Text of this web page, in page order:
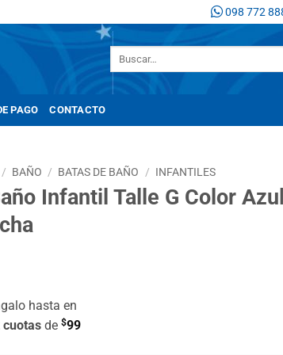
098 772
PAGO CONTACTO
/ BAÑO / BATAS DE BAÑO / INFANTILES
Infantil Talle G Color Azul
hasta en
cuotas de $99